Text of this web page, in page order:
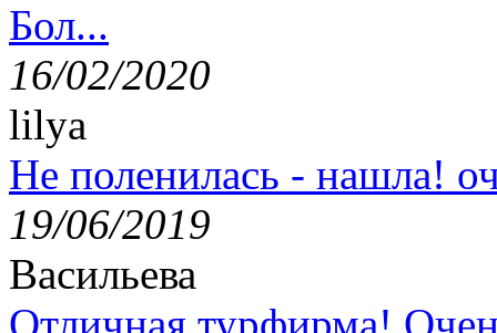
Бол...
16/02/2020
lilya
Не поленилась - нашла!
19/06/2019
Васильева
Отличная турфирма!